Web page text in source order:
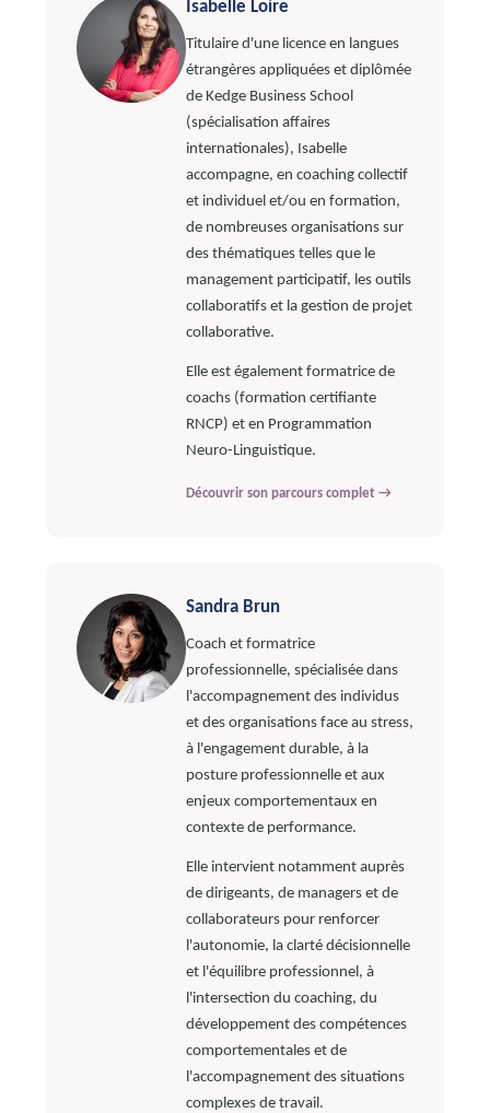
Isabelle Loire
Titulaire d'une licence en langues
étrangères appliquées et diplômée
de Kedge Business School
(spécialisation affaires
internationales), Isabelle
accompagne, en coaching collectif
et individuel et/ou en formation,
de nombreuses organisations sur
des thématiques telles que le
management participatif, les outils
collaboratifs et la gestion de projet
collaborative.
Elle est également formatrice de
coachs (formation certifiante
RNCP) et en Programmation
Neuro-Linguistique.
Découvrir son parcours complet →
Sandra Brun
Coach et formatrice
professionnelle, spécialisée dans
l'accompagnement des individus
et des organisations face au stress,
à l'engagement durable, à la
posture professionnelle et aux
enjeux comportementaux en
contexte de performance.
Elle intervient notamment auprès
de dirigeants, de managers et de
collaborateurs pour renforcer
l'autonomie, la clarté décisionnelle
et l'équilibre professionnel, à
l'intersection du coaching, du
développement des compétences
comportementales et de
l'accompagnement des situations
complexes de travail.